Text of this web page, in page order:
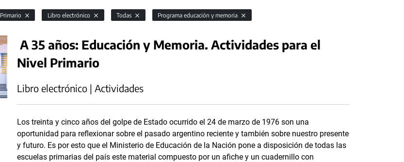
Primario Libro electrónico Todas Programa educación y memoria
A 35 años: Educación y Memoria. Actividades para el
Nivel Primario
Libro electrónico | Actividades
Los treinta y cinco años del golpe de Estado ocurrido el 24 de marzo de 1976 son una
oportunidad para reflexionar sobre el pasado argentino reciente y también sobre nuestro presente
y futuro. Es por esto que el Ministerio de Educación de la Nación pone a disposición de todas las
escuelas primarias del país este material compuesto por un afiche y un cuadernillo con